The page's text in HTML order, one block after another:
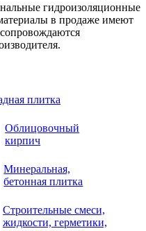
гидроизоляционные
в продаже имеют
плитка
Облицовочный
кирпич
Минеральная,
бетонная плитка
Строительные смеси,
жидкости, герметики,